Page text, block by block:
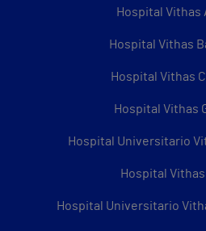
Hospital Vithas
Hospital Vithas
Hospital Vithas
Hospital Vithas
Hospital Universitario
Hospital
Hospital Universitario